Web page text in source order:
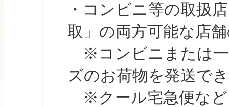
・コンビニ等の取扱
取」の両方可能な店
※コンビニまたは一
ズのお荷物を発送で
※クール宅急便など